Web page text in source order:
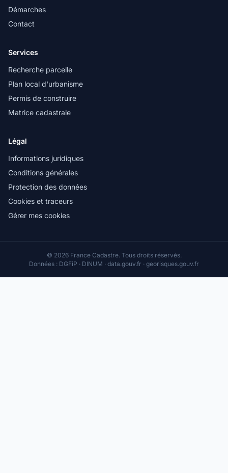
Démarches
Contact
Services
Recherche parcelle
Plan local d'urbanisme
Permis de construire
Matrice cadastrale
Légal
Informations juridiques
Conditions générales
Protection des données
Cookies et traceurs
Gérer mes cookies
© 2026 France Cadastre. Tous droits réservés.
Données : DGFiP · DINUM · data.gouv.fr · georisques.gouv.fr